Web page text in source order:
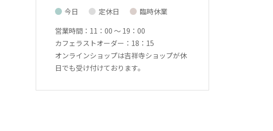
■ 今日 ■ 定休日 ■ 臨時休業
営業時間：11：00 〜 19：00
カフェラストオーダー：18：15
オンラインショップは吉祥寺ショップが休
日でも受け付けております。